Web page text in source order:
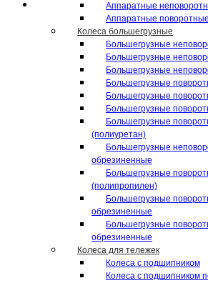
Аппаратные
Аппаратные поворотные
Колеса большегрузные
Большегрузные
Большегрузные
Большегрузные
Большегрузные
Большегрузные
Большегрузные
Большегрузные
(полиуретан)
Большегрузные
обрезиненные
Большегрузные
(полипропилен)
Большегрузные
обрезиненные
Большегрузные
обрезиненные
Колеса для тележек
Колеса с подшипником
Колеса с подшипником